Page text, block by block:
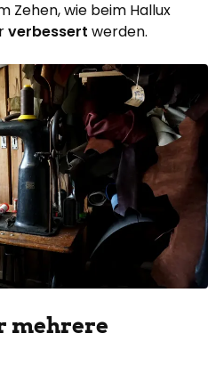
Zehen, wie beim Hallux
verbessertwerden.
mehrere